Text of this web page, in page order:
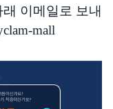
이메일로 보내
mall